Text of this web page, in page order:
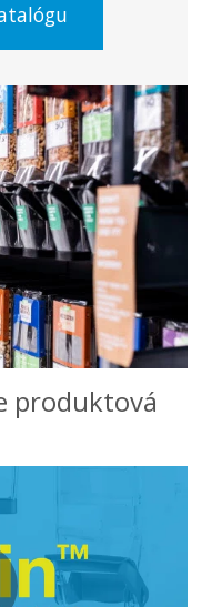
produktová